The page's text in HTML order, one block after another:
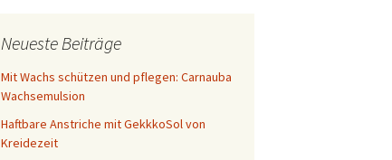
Neueste Beiträge
Mit Wachs schützen und pflegen: Carnauba
Wachsemulsion
Haftbare Anstriche mit GekkkoSol von
Kreidezeit